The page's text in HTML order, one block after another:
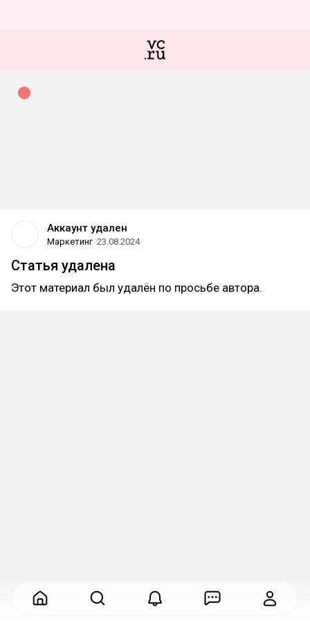
Аккаунт удален
Маркетинг 23.08.2024
Статья удалена
Этот материал был удалён по просьбе автора.